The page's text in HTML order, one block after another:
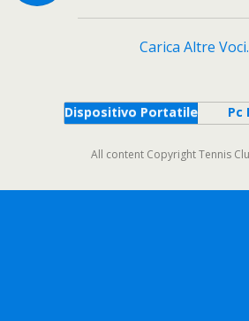
Carica Altre
Dispositivo Portatile Pc
All content Copyright Tennis